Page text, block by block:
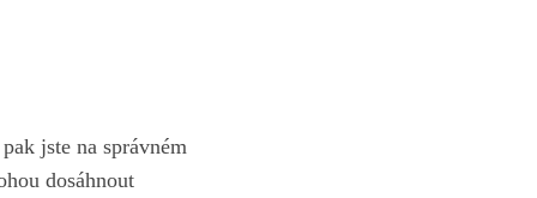
jste ⁢na správném
dosáhnout